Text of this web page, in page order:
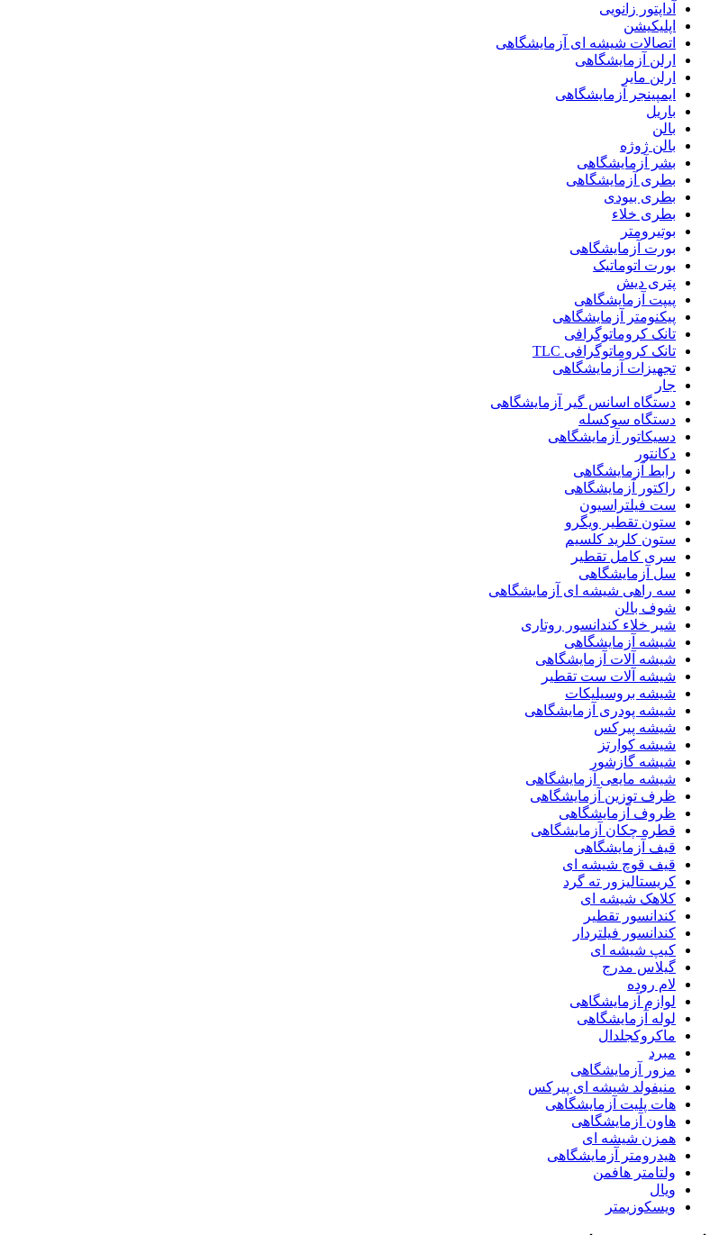
آداپتور زانویی
اپلیکیشن
اتصالات شیشه ای آزمایشگاهی
ارلن آزمایشگاهی
ارلن مایر
ایمپینجر آزمایشگاهی
باریل
بالن
بالن ژوژه
بشر آزمایشگاهی
بطری آزمایشگاهی
بطری بیودی
بطری خلاء
بوتیرومتر
بورت آزمایشگاهی
بورت اتوماتیک
پتری دیش
پیپت آزمایشگاهی
پیکنومتر آزمایشگاهی
تانک کروماتوگرافی
تانک کروماتوگرافی TLC
تجهیزات آزمایشگاهی
جار
دستگاه اسانس گیر آزمایشگاهی
دستگاه سوکسله
دسیکاتور آزمایشگاهی
دکانتور
رابط آزمایشگاهی
راکتور آزمایشگاهی
ست فیلتراسیون
ستون تقطیر ویگرو
ستون کلرید کلسیم
سری کامل تقطیر
سل آزمایشگاهی
سه راهی شیشه ای آزمایشگاهی
شوف بالن
شیر خلاء کندانسور روتاری
شیشه آزمایشگاهی
شیشه آلات آزمایشگاهی
شیشه آلات ست تقطیر
شیشه بروسیلیکات
شیشه پودری آزمایشگاهی
شیشه پیرکس
شیشه کوارتز
شیشه گازشور
شیشه مایعی آزمایشگاهی
ظرف توزین آزمایشگاهی
ظروف آزمایشگاهی
قطره چکان آزمایشگاهی
قیف آزمایشگاهی
قیف قوچ شیشه ای
کریستالیزور ته گرد
کلاهک شیشه ای
کندانسور تقطیر
کندانسور فیلتردار
کیپ شیشه ای
گیلاس مدرج
لام روده
لوازم آزمایشگاهی
لوله آزمایشگاهی
ماکروکجلدال
مبرد
مزور آزمایشگاهی
منیفولد شیشه ای پیرکس
هات پلیت آزمایشگاهی
هاون آزمایشگاهی
همزن شیشه ای
هیدرومتر آزمایشگاهی
ولتامتر هافمن
ویال
ویسکوزیمتر